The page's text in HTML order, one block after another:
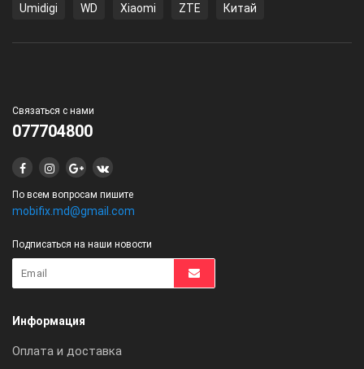
Umidigi WD Xiaomi ZTE Китай
Связаться с нами
077704800
По всем вопросам пишите
mobifix.md@gmail.com
Подписаться на наши новости
Информация
Оплата и доставка